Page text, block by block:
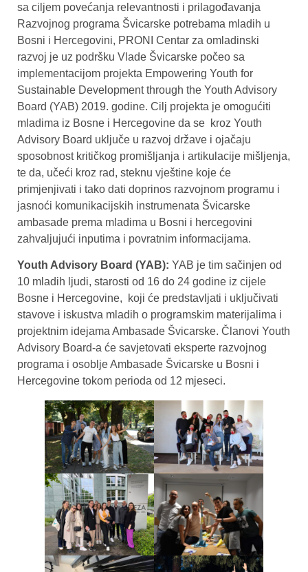
sa ciljem povećanja relevantnosti i prilagođavanja
Razvojnog programa Švicarske potrebama mladih u
Bosni i Hercegovini, PRONI Centar za omladinski
razvoj je uz podršku Vlade Švicarske počeo sa
implementacijom projekta Empowering Youth for
Sustainable Development through the Youth Advisory
Board (YAB) 2019. godine. Cilj projekta je omogućiti
mladima iz Bosne i Hercegovine da se kroz Youth
Advisory Board uključe u razvoj države i ojačaju
sposobnost kritičkog promišljanja i artikulacije mišljenja,
te da, učeći kroz rad, steknu vještine koje će
primjenjivati i tako dati doprinos razvojnom programu i
jasnoći komunikacijskih instrumenata Švicarske
ambasade prema mladima u Bosni i hercegovini
zahvaljujući inputima i povratnim informacijama.
Youth Advisory Board (YAB): YAB je tim sačinjen od
10 mladih ljudi, starosti od 16 do 24 godine iz cijele
Bosne i Hercegovine, koji će predstavljati i uključivati
stavove i iskustva mladih o programskim materijalima i
projektnim idejama Ambasade Švicarske. Članovi Youth
Advisory Board-a će savjetovati eksperte razvojnog
programa i osoblje Ambasade Švicarske u Bosni i
Hercegovine tokom perioda od 12 mjeseci.